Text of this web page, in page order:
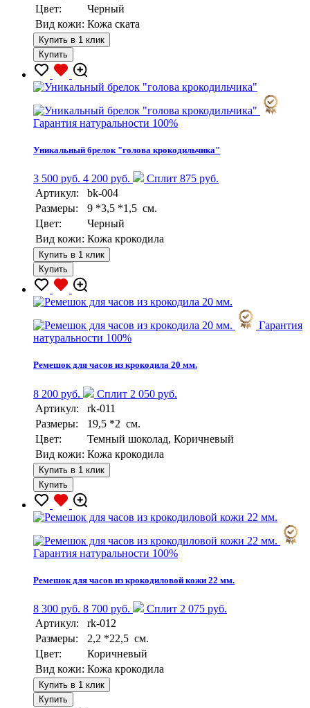
Цвет:
Черный
Вид кожи: Кожа ската
Купить в 1 клик
Купить
Гарантия натуральности 100%
Уникальный брелок "голова крокодильчика"
3 500 руб. 4 200 руб.
Сплит 875 руб.
Артикул:
bk-004
Размеры:
9 *3,5 *1,5 см.
Цвет:
Черный
Вид кожи: Кожа крокодила
Купить в 1 клик
Купить
Гарантия
натуральности 100%
Ремешок для часов из крокодила 20 мм.
8 200 руб.
Сплит 2 050 руб.
Артикул:
rk-011
Размеры:
19,5 *2 см.
Цвет:
Темный шоколад, Коричневый
Вид кожи: Кожа крокодила
Купить в 1 клик
Купить
Гарантия натуральности 100%
Ремешок для часов из крокодиловой кожи 22 мм.
8 300 руб. 8 700 руб.
Сплит 2 075 руб.
Артикул:
rk-012
Размеры:
2,2 *22,5 см.
Цвет:
Коричневый
Вид кожи: Кожа крокодила
Купить в 1 клик
Купить